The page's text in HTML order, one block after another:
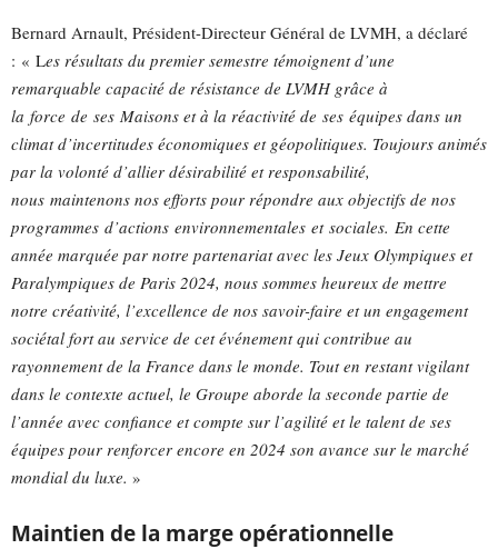
Bernard Arnault, Président-Directeur Général de LVMH, a déclaré
: « Les résultats du premier semestre témoignent d’une
remarquable capacité de résistance de LVMH grâce à
la force de ses Maisons et à la réactivité de ses équipes dans un
climat d’incertitudes économiques et géopolitiques. Toujours animés
par la volonté d’allier désirabilité et responsabilité,
nous maintenons nos efforts pour répondre aux objectifs de nos
programmes d’actions environnementales etsociales. En cette
année marquée par notre partenariat avec les Jeux Olympiques et
Paralympiques de Paris 2024, nous sommes heureux de mettre
notre créativité, l’excellence de nos savoir-faire et un engagement
sociétal fort au service de cet événement qui contribue au
rayonnement de la France dans le monde. Tout en restant vigilant
dans le contexte actuel, le Groupe aborde la seconde partie de
l’année avec confiance et compte sur l’agilité et le talent de ses
équipes pour renforcer encore en 2024 son avance sur le marché
mondial du luxe. »
Maintien de la marge opérationnelle